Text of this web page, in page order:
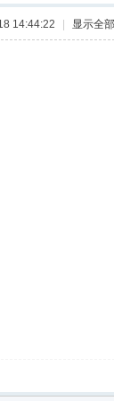
14:44:22 显示全